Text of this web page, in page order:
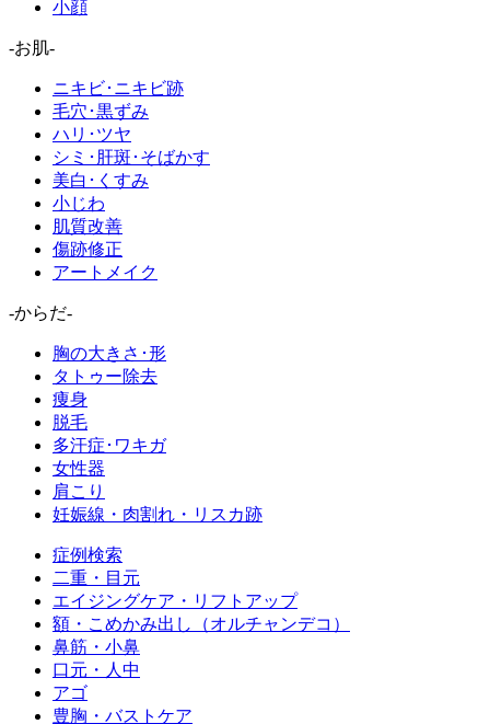
小顔
-お肌-
ニキビ･ニキビ跡
毛穴･黒ずみ
ハリ･ツヤ
シミ･肝斑･そばかす
美白･くすみ
小じわ
肌質改善
傷跡修正
アートメイク
-からだ-
胸の大きさ･形
タトゥー除去
痩身
脱毛
多汗症･ワキガ
女性器
肩こり
妊娠線・肉割れ・リスカ跡
症例検索
二重・目元
エイジングケア・リフトアップ
額・こめかみ出し（オルチャンデコ）
鼻筋・小鼻
口元・人中
アゴ
豊胸・バストケア